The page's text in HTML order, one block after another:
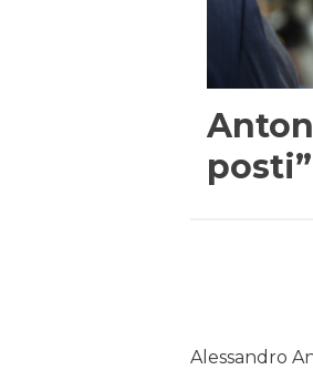
posti”
Alessandro